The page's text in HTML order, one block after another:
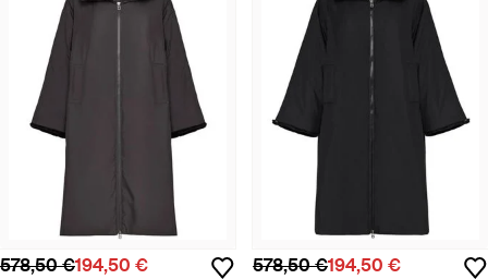
578,50 €194,50 € 578,50 €194,50 €